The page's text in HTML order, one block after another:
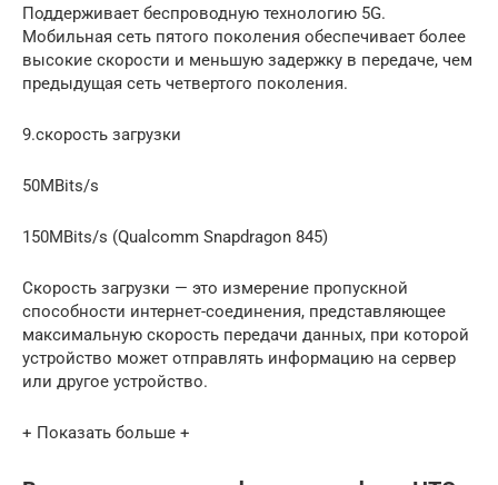
Поддерживает беспроводную технологию 5G.
Мобильная сеть пятого поколения обеспечивает более
высокие скорости и меньшую задержку в передаче, чем
предыдущая сеть четвертого поколения.
9.скорость загрузки
50MBits/s
150MBits/s (Qualcomm Snapdragon 845)
Скорость загрузки — это измерение пропускной
способности интернет-соединения, представляющее
максимальную скорость передачи данных, при которой
устройство может отправлять информацию на сервер
или другое устройство.
+ Показать больше +